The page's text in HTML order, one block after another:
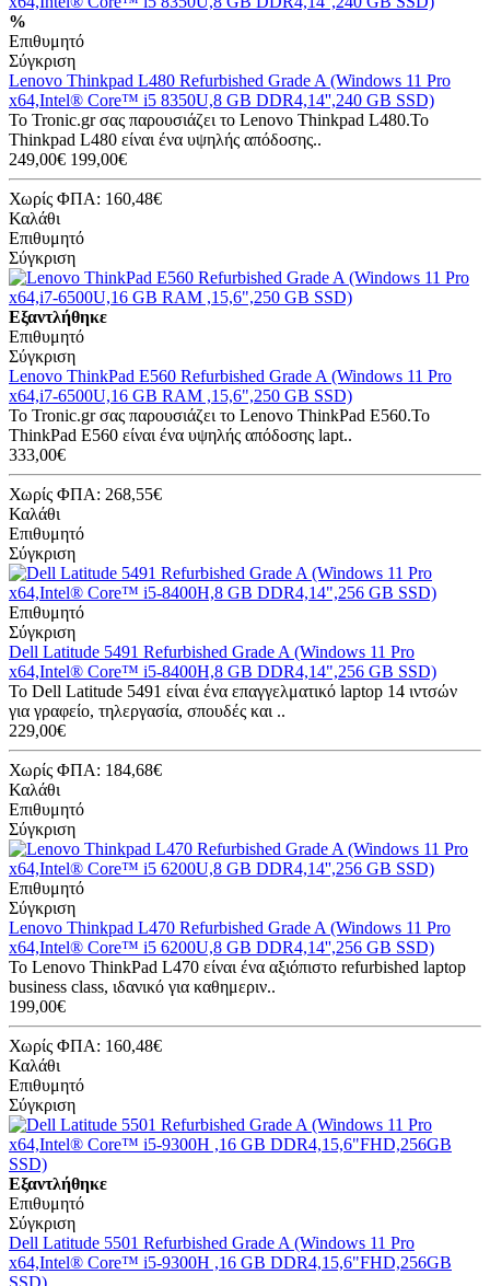
%
Επιθυμητό
Σύγκριση
Lenovo Thinkpad L480 Refurbished Grade A (Windows 11 Pro
x64,Intel® Core™ i5 8350U,8 GB DDR4,14'',240 GB SSD)
Το Tronic.gr σας παρουσιάζει το Lenovo Thinkpad L480.Το
Thinkpad L480 είναι ένα υψηλής απόδοσης..
249,00€ 199,00€
Χωρίς ΦΠΑ: 160,48€
Καλάθι
Επιθυμητό
Σύγκριση
Εξαντλήθηκε
Επιθυμητό
Σύγκριση
Lenovo ThinkPad E560 Refurbished Grade A (Windows 11 Pro
x64,i7-6500U,16 GB RAM ,15,6",250 GB SSD)
Το Tronic.gr σας παρουσιάζει το Lenovo ThinkPad E560.Το
ThinkPad E560 είναι ένα υψηλής απόδοσης lapt..
333,00€
Χωρίς ΦΠΑ: 268,55€
Καλάθι
Επιθυμητό
Σύγκριση
Επιθυμητό
Σύγκριση
Dell Latitude 5491 Refurbished Grade A (Windows 11 Pro
x64,Intel® Core™ i5-8400H,8 GB DDR4,14",256 GB SSD)
Το Dell Latitude 5491 είναι ένα επαγγελματικό laptop 14 ιντσών
για γραφείο, τηλεργασία, σπουδές και ..
229,00€
Χωρίς ΦΠΑ: 184,68€
Καλάθι
Επιθυμητό
Σύγκριση
Επιθυμητό
Σύγκριση
Lenovo Thinkpad L470 Refurbished Grade A (Windows 11 Pro
x64,Intel® Core™ i5 6200U,8 GB DDR4,14'',256 GB SSD)
Το Lenovo ThinkPad L470 είναι ένα αξιόπιστο refurbished laptop
business class, ιδανικό για καθημεριν..
199,00€
Χωρίς ΦΠΑ: 160,48€
Καλάθι
Επιθυμητό
Σύγκριση
Εξαντλήθηκε
Επιθυμητό
Σύγκριση
Dell Latitude 5501 Refurbished Grade A (Windows 11 Pro
x64,Intel® Core™ i5-9300H ,16 GB DDR4,15,6"FHD,256GB
SSD)